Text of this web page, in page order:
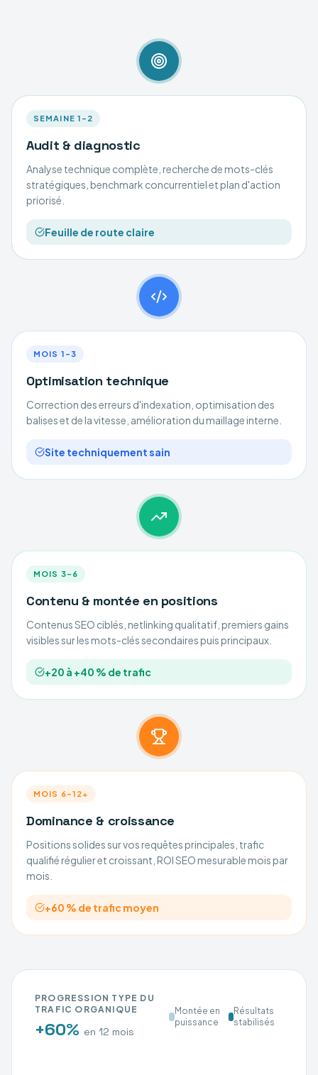
SEMAINE 1–2
Audit & diagnostic
Analyse technique complète, recherche de mots-clés
stratégiques, benchmark concurrentiel et plan d'action
priorisé.
Feuille de route claire
MOIS 1–3
Optimisation technique
Correction des erreurs d'indexation, optimisation des
balises et de la vitesse, amélioration du maillage interne.
Site techniquement sain
MOIS 3–6
Contenu & montée en positions
Contenus SEO ciblés, netlinking qualitatif, premiers gains
visibles sur les mots-clés secondaires puis principaux.
+20 à +40 % de trafic
MOIS 6–12+
Dominance & croissance
Positions solides sur vos requêtes principales, trafic
qualifié régulier et croissant, ROI SEO mesurable mois par
mois.
+60 % de trafic moyen
PROGRESSION TYPE DU
TRAFIC ORGANIQUE
+60% en 12 mois
Montée en
puissance
Résultats
stabilisés